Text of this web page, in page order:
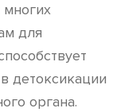
для
детоксикации
органа.